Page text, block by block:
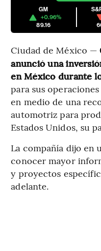
GM
+0.96%
89.16
Ciudad de México —
anunció una
en México durante
para sus
en medio de una
automotriz para
Estados Unidos, su
La compañía dijo en
conocer mayor
y proyectos
adelante.